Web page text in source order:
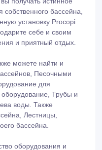
собственного бассейна,
установку Procopi
себе и своим
и приятный отдых.
можете найти и
Песочными
для
Трубы и
воды. Также
Лестницы,
бассейна.
оборудования и